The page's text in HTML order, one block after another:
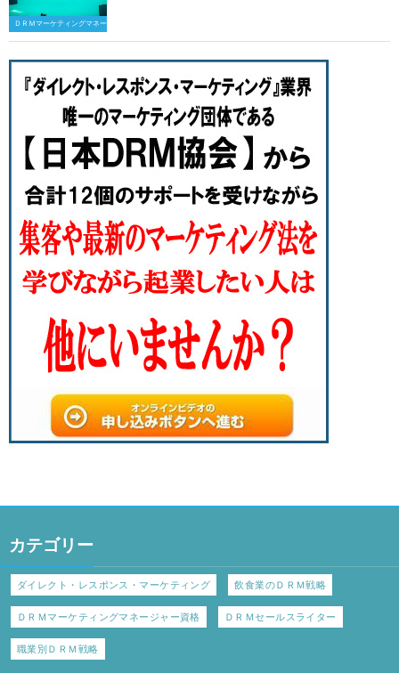
ＤＲＭマーケティングマネージャー資格
カテゴリー
ダイレクト・レスポンス・マーケティング 飲食業のＤＲＭ戦略
ＤＲＭマーケティングマネージャー資格 ＤＲＭセールスライター
職業別ＤＲＭ戦略